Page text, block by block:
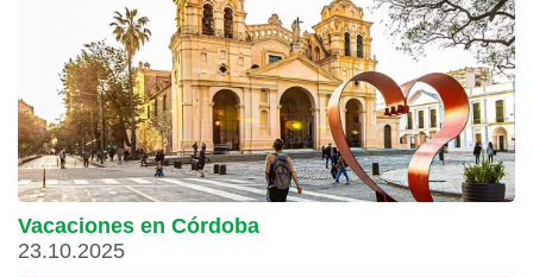
Vacaciones en Córdoba
23.10.2025